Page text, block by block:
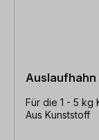
Auslaufhahn
Für die 1 - 5 kg
Aus Kunststoff